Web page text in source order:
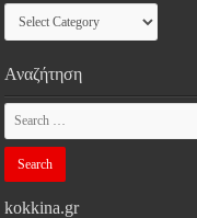
Κατηγορίες
Αναζήτηση
kokkina.gr